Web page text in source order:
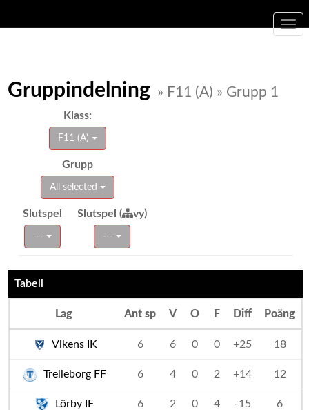
Gruppindelning » F11 (A) » Grupp 1
Klass:
F11 (A)
Grupp
All selected
Slutspel Slutspel ( vy)
--- ---
Tabell
Lag Ant sp V O F Diff Poäng
Vikens IK 6 6 0 0 +25 18
Trelleborg FF 6 4 0 2 +14 12
Lörby IF 6 2 0 4 -15 6